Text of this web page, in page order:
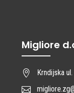
Migliore

Krndijska
